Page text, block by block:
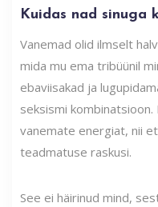
Kuidas nad sinuga
Vanemad olid ilmselt
mida mu ema tribüünil
ebaviisakad ja
seksismi
vanemate energiat, nii
teadmatuse raskusi.
See ei häirinud mind,